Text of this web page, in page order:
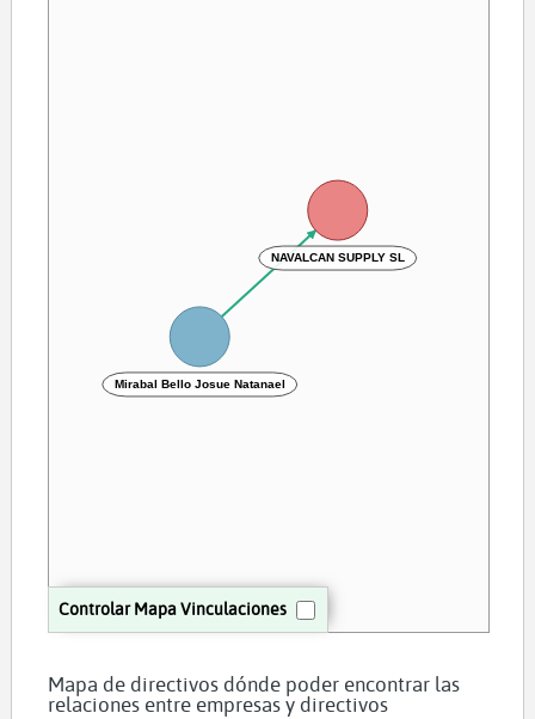
Controlar Mapa Vinculaciones
NAVALCAN SUPPLY SL
Mirabal Bello Josue Natanael
Mapa de directivos dónde poder encontrar las
relaciones entre empresas y directivos